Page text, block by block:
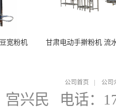
宽粉机 甘肃电动手擀粉机 流
公司首页 公司
宫兴民 电话：